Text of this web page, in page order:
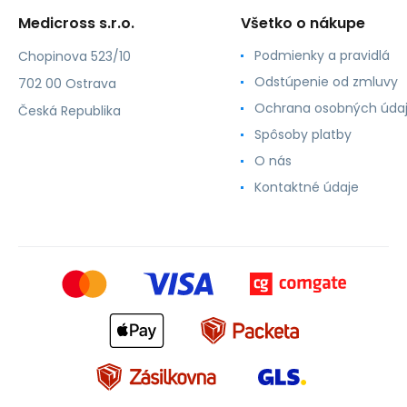
Medicross s.r.o.
Chopinova 523/10
702 00 Ostrava
Česká Republika
Všetko o nákupe
Podmienky a pravidlá
Odstúpenie od zmluvy
Ochrana osobných
Spôsoby platby
O nás
Kontaktné údaje